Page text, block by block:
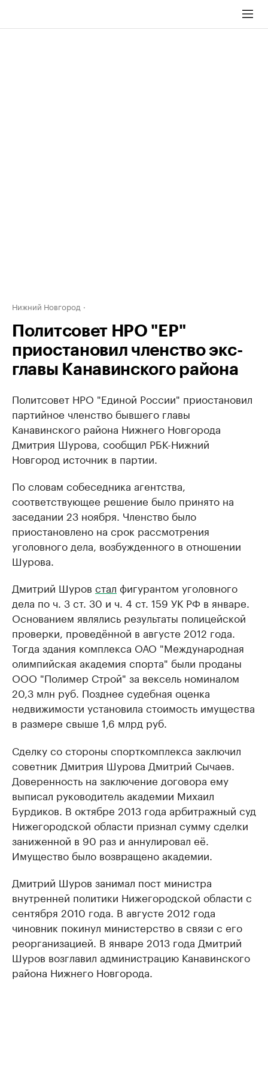
Нижний Новгород
Политсовет НРО "ЕР"
приостановил членство экс-
главы Канавинского района
Политсовет НРО "Единой России" приостановил
партийное членство бывшего главы
Канавинского района Нижнего Новгорода
Дмитрия Шурова, сообщил РБК-Нижний
Новгород источник в партии.
По словам собеседника агентства,
соответствующее решение было принято на
заседании 23 ноября. Членство было
приостановлено на срок рассмотрения
уголовного дела, возбужденного в отношении
Шурова.
Дмитрий Шуров стал фигурантом уголовного
дела по ч. 3 ст. 30 и ч. 4 ст. 159 УК РФ в январе.
Основанием являлись результаты полицейской
проверки, проведённой в августе 2012 года.
Тогда здания комплекса ОАО "Международная
олимпийская академия спорта" были проданы
ООО "Полимер Строй" за вексель номиналом
20,3 млн руб. Позднее судебная оценка
недвижимости установила стоимость имущества
в размере свыше 1,6 млрд руб.
Сделку со стороны спорткомплекса заключил
советник Дмитрия Шурова Дмитрий Сычаев.
Доверенность на заключение договора ему
выписал руководитель академии Михаил
Бурдиков. В октябре 2013 года арбитражный суд
Нижегородской области признал сумму сделки
заниженной в 90 раз и аннулировал её.
Имущество было возвращено академии.
Дмитрий Шуров занимал пост министра
внутренней политики Нижегородской области с
сентября 2010 года. В августе 2012 года
чиновник покинул министерство в связи с его
реорганизацией. В январе 2013 года Дмитрий
Шуров возглавил администрацию Канавинского
района Нижнего Новгорода.